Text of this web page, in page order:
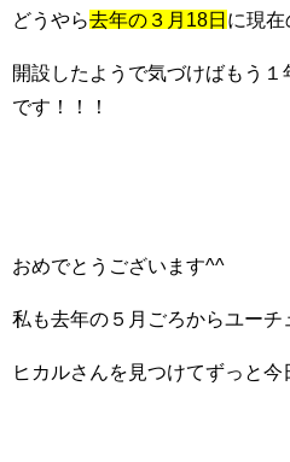
どうやら去年の３月18日 に現在
開設したようで気づけばもう１
です！！！
おめでとうございます^^
私も去年の５月ごろからユーチ
ヒカルさんを見つけてずっと今